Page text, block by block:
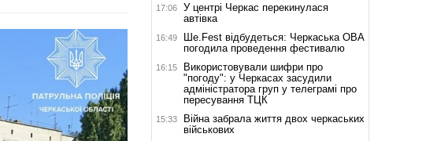
17:06
У центрі Черкас перекинулася
автівка
16:49
Ше.Fest відбудеться: Черкаська ОВА
погодила проведення фестивалю
16:15
Використовували шифри про
"погоду": у Черкасах засудили
адміністратора груп у телеграмі про
пересування ТЦК
15:33
Війна забрала життя двох черкаських
військових